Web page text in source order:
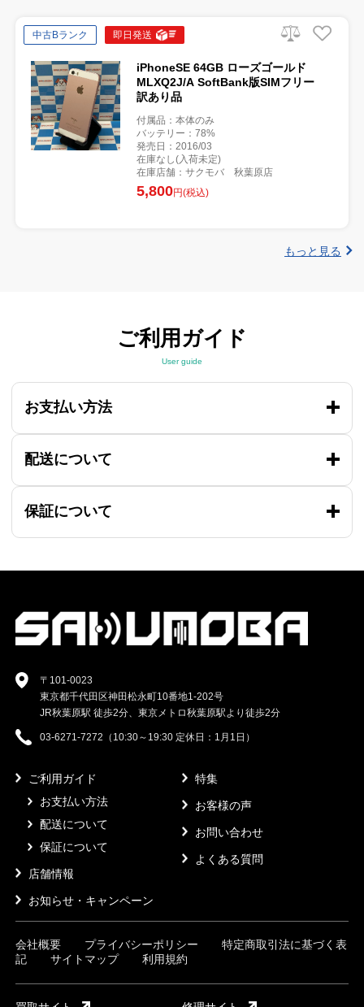
中古Bランク 即日発送
iPhoneSE 64GB ローズゴールド
MLXQ2J/A SoftBank版SIMフリー
訳あり品
付属品：本体のみ
バッテリー：78%
発売日：2016/03
在庫なし(入荷未定)
在庫店舗：サクモバ 秋葉原店
5,800円(税込)
もっと見る
ご利用ガイド
User guide
お支払い方法
配送について
保証について
〒101-0023
東京都千代田区神田松永町10番地1-202号
JR秋葉原駅 徒歩2分、東京メトロ秋葉原駅より徒歩2分
03-6271-7272（10:30～19:30 定休日：1月1日）
ご利用ガイド
お支払い方法
配送について
保証について
店舗情報
お知らせ・キャンペーン
特集
お客様の声
お問い合わせ
よくある質問
会社概要 プライバシーポリシー
特定商取引法に基づく表
記
サイトマップ 利用規約